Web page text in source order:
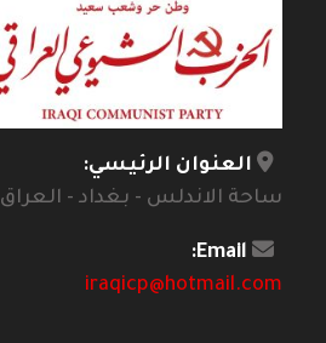
العنوان الرئيسي:
ساحة الاندلس - بغداد - العراق
Email:
iraqicp@hotmail.com